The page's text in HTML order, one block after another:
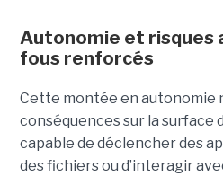
Autonomie et risques
fous renforcés
Cette montée en autonomie
conséquences sur la surface
capable de déclencher des
des fichiers ou d’interagir